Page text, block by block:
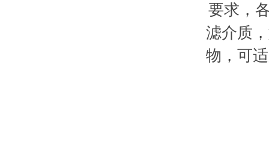
要求，
滤介质
物，可